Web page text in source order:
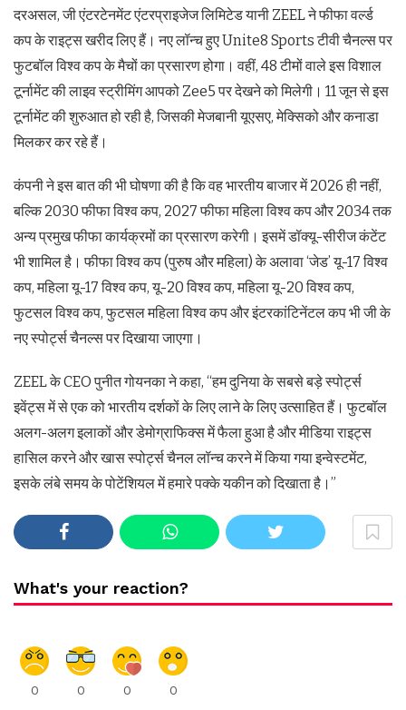
दरअसल, जी एंटरटेनमेंट एंटरप्राइजेज लिमिटेड यानी ZEEL ने फीफा वर्ल्ड
कप के राइट्स खरीद लिए हैं। नए लॉन्च हुए Unite8 Sports टीवी चैनल्स पर
फुटबॉल विश्व कप के मैचों का प्रसारण होगा। वहीं, 48 टीमों वाले इस विशाल
टूर्नामेंट की लाइव स्ट्रीमिंग आपको Zee5 पर देखने को मिलेगी। 11 जून से इस
टूर्नामेंट की शुरुआत हो रही है, जिसकी मेजबानी यूएसए, मेक्सिको और कनाडा
मिलकर कर रहे हैं।
कंपनी ने इस बात की भी घोषणा की है कि वह भारतीय बाजार में 2026 ही नहीं,
बल्कि 2030 फीफा विश्व कप, 2027 फीफा महिला विश्व कप और 2034 तक
अन्य प्रमुख फीफा कार्यक्रमों का प्रसारण करेगी। इसमें डॉक्यू-सीरीज कंटेंट
भी शामिल है। फीफा विश्व कप (पुरुष और महिला) के अलावा ‘जेड’ यू-17 विश्व
कप, महिला यू-17 विश्व कप, यू-20 विश्व कप, महिला यू-20 विश्व कप,
फुटसल विश्व कप, फुटसल महिला विश्व कप और इंटरकांटिनेंटल कप भी जी के
नए स्पोर्ट्स चैनल्स पर दिखाया जाएगा।
ZEEL के CEO पुनीत गोयनका ने कहा, “हम दुनिया के सबसे बड़े स्पोर्ट्स
इवेंट्स में से एक को भारतीय दर्शकों के लिए लाने के लिए उत्साहित हैं। फुटबॉल
अलग-अलग इलाकों और डेमोग्राफिक्स में फैला हुआ है और मीडिया राइट्स
हासिल करने और खास स्पोर्ट्स चैनल लॉन्च करने में किया गया इन्वेस्टमेंट,
इसके लंबे समय के पोटेंशियल में हमारे पक्के यकीन को दिखाता है।”
What's your reaction?
0 0 0 0